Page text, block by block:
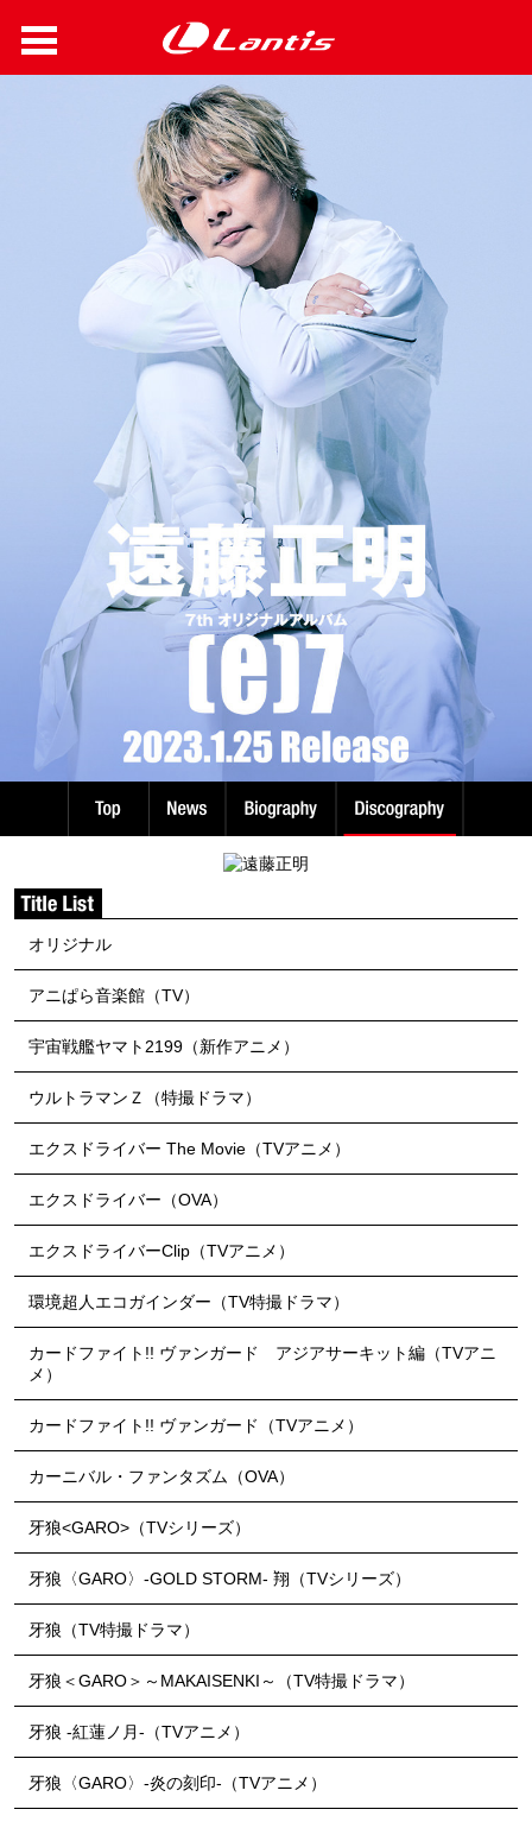
オリジナル
アニぱら音楽館（TV）
宇宙戦艦ヤマト2199（新作アニメ）
ウルトラマンＺ（特撮ドラマ）
エクスドライバー The Movie（TVアニメ）
エクスドライバー（OVA）
エクスドライバーClip（TVアニメ）
環境超人エコガインダー（TV特撮ドラマ）
カードファイト!! ヴァンガード アジアサーキット編（TVアニ
メ）
カードファイト!! ヴァンガード（TVアニメ）
カーニバル・ファンタズム（OVA）
牙狼<GARO>（TVシリーズ）
牙狼〈GARO〉-GOLD STORM- 翔（TVシリーズ）
牙狼（TV特撮ドラマ）
牙狼＜GARO＞～MAKAISENKI～（TV特撮ドラマ）
牙狼 -紅蓮ノ月-（TVアニメ）
牙狼〈GARO〉-炎の刻印-（TVアニメ）